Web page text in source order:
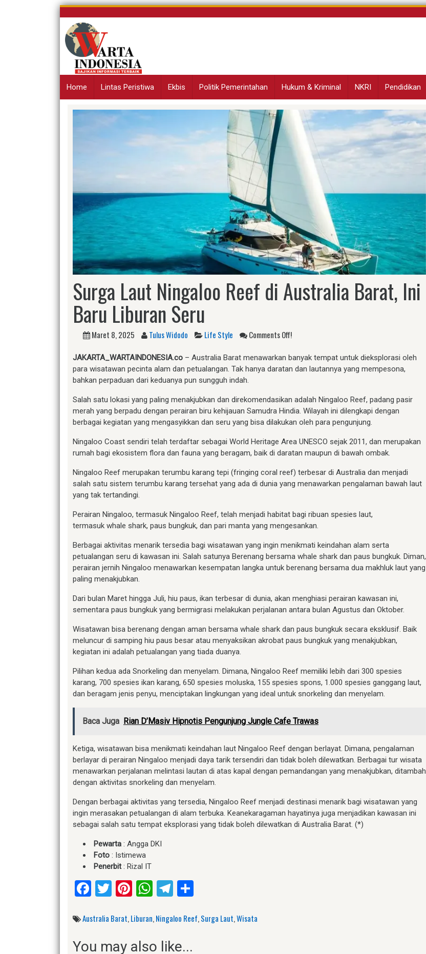
Skip
content
Home Lintas Peristiwa Ekbis Politik Pemerintahan Hukum & Kriminal NKRI Pendidikan
Surga Laut Ningaloo Reef di Australia Barat, Ini
Baru Liburan Seru
Maret 8, 2025 Tulus Widodo Life Style Comments Off!
JAKARTA_WARTAINDONESIA.co – Australia Barat menawarkan banyak tempat untuk dieksplorasi oleh
para wisatawan pecinta alam dan petualangan. Tak hanya daratan dan lautannya yang mempesona,
bahkan perpaduan dari keduanya pun sungguh indah.
Salah satu lokasi yang paling menakjubkan dan direkomendasikan adalah Ningaloo Reef, padang pasir
merah yang berpadu dengan perairan biru kehijauan Samudra Hindia. Wilayah ini dilengkapi dengan
berbagai kegiatan yang mengasyikkan dan seru yang bisa dilakukan oleh para pengunjung.
Ningaloo Coast sendiri telah terdaftar sebagai World Heritage Area UNESCO sejak 2011, dan merupakan
rumah bagi ekosistem flora dan fauna yang beragam, baik di daratan maupun di bawah ombak.
Ningaloo Reef merupakan terumbu karang tepi (fringing coral reef) terbesar di Australia dan menjadi
salah satu sistem terumbu karang tersehat yang ada di dunia yang menawarkan pengalaman bawah laut
yang tak tertandingi.
Perairan Ningaloo, termasuk Ningaloo Reef, telah menjadi habitat bagi ribuan spesies laut,
termasuk whale shark, paus bungkuk, dan pari manta yang mengesankan.
Berbagai aktivitas menarik tersedia bagi wisatawan yang ingin menikmati keindahan alam serta
petualangan seru di kawasan ini. Salah satunya Berenang bersama whale shark dan paus bungkuk. Diman,
perairan jernih Ningaloo menawarkan kesempatan langka untuk berenang bersama dua makhluk laut yang
paling menakjubkan.
Dari bulan Maret hingga Juli, hiu paus, ikan terbesar di dunia, akan menghiasi perairan kawasan ini,
sementara paus bungkuk yang bermigrasi melakukan perjalanan antara bulan Agustus dan Oktober.
Wisatawan bisa berenang dengan aman bersama whale shark dan paus bungkuk secara eksklusif. Baik
meluncur di samping hiu paus besar atau menyaksikan akrobat paus bungkuk yang menakjubkan,
kegiatan ini adalah petualangan yang tiada duanya.
Pilihan kedua ada Snorkeling dan menyelam. Dimana, Ningaloo Reef memiliki lebih dari 300 spesies
karang, 700 spesies ikan karang, 650 spesies moluska, 155 spesies spons, 1.000 spesies ganggang laut,
dan beragam jenis penyu, menciptakan lingkungan yang ideal untuk snorkeling dan menyelam.
Baca Juga Rian D’Masiv Hipnotis Pengunjung Jungle Cafe Trawas
Ketiga, wisatawan bisa menikmati keindahan laut Ningaloo Reef dengan berlayat. Dimana, pengalaman
berlayar di perairan Ningaloo menjadi daya tarik tersendiri dan tidak boleh dilewatkan. Berbagai tur wisata
menawarkan perjalanan melintasi lautan di atas kapal dengan pemandangan yang menakjubkan, ditambah
dengan aktivitas snorkeling dan menyelam.
Dengan berbagai aktivitas yang tersedia, Ningaloo Reef menjadi destinasi menarik bagi wisatawan yang
ingin merasakan petualangan di alam terbuka. Keanekaragaman hayatinya juga menjadikan kawasan ini
sebagai salah satu tempat eksplorasi yang tidak boleh dilewatkan di Australia Barat. (*)
Pewarta : Angga DKI
Foto : Istimewa
Penerbit: Rizal IT
Facebook
Twitter
Pinterest
WhatsApp
Telegram
Australia Barat,Liburan,Ningaloo Reef,Surga Laut,Wisata
You may also like...